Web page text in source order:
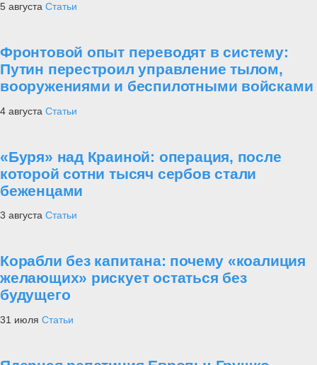
5 августа Статьи
Фронтовой опыт переводят в систему:
Путин перестроил управление тылом,
вооружениями и беспилотными войсками
4 августа Статьи
«Буря» над Краиной: операция, после
которой сотни тысяч сербов стали
беженцами
3 августа Статьи
Корабли без капитана: почему «коалиция
желающих» рискует остаться без
будущего
31 июля Статьи